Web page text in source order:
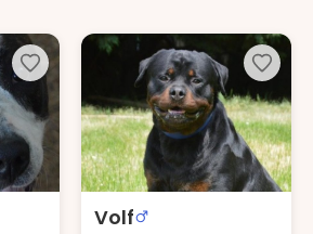
Volf